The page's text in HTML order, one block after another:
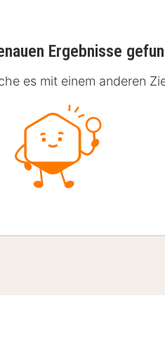
Ergebnisse
es mit einem anderen